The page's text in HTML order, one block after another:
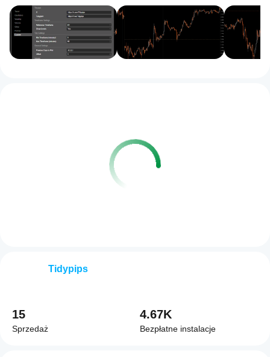
Tidypips
15
Sprzedaż
4.67K
Bezpłatne instalacje